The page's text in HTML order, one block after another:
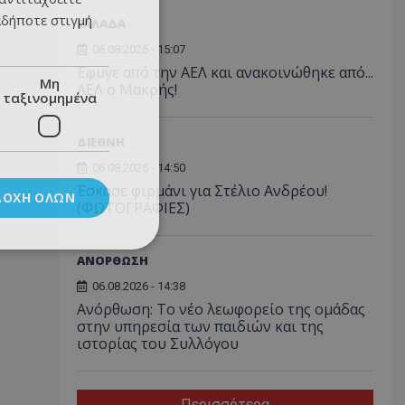
ΕΛΛΑΔΑ
06.08.2026 - 15:07
Έφυγε από την ΑΕΛ και ανακοινώθηκε από...
ΑΕΛ ο Μακρής!
06.08.2026 - 14:50
Έσκασε φιρμάνι για Στέλιο Ανδρέου!
(ΦΩΤΟΓΡΑΦΙΕΣ)
ΑΝΟΡΘΩΣΗ
06.08.2026 - 14:38
Ανόρθωση: Το νέο λεωφορείο της ομάδας
στην υπηρεσία των παιδιών και της
ιστορίας του Συλλόγου
στιγμή
Μη
ταξινομημένα
ΌΛΩΝ